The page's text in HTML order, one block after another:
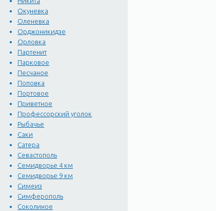
Окуневка
Оленевка
Орджоникидзе
Орловка
Партенит
Парковое
Песчаное
Поповка
Портовое
Приветное
Профессорский уголок
Рыбачье
Саки
Сатера
Севастополь
Семидворье 4 км
Семидворье 9 км
Симеиз
Симферополь
Соколиное